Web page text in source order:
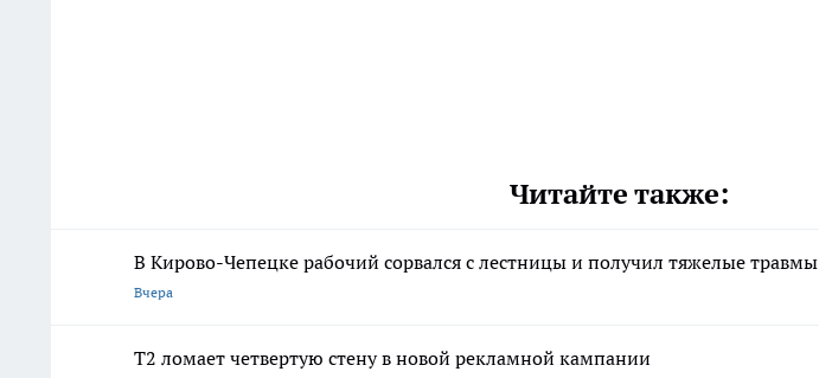
Читайте также:
В Кирово-Чепецке рабочий сорвался с лестницы и получил тяжелые травмы
Вчера
Т2 ломает четвертую стену в новой рекламной кампании